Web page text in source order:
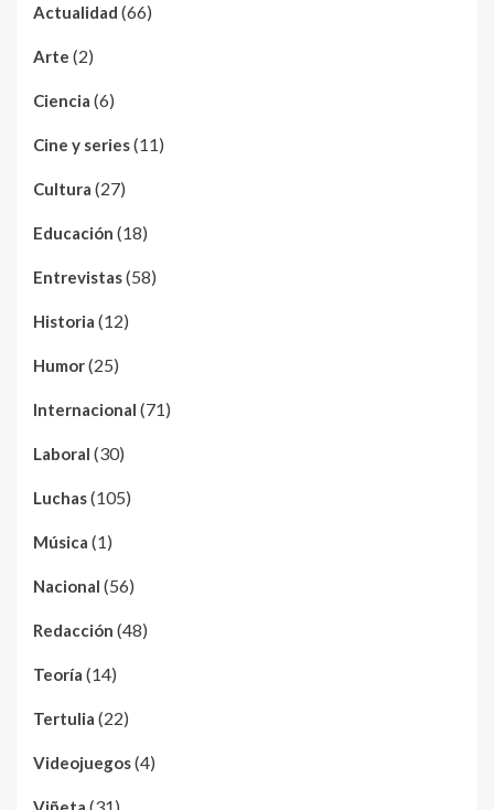
Actualidad (66)
Arte (2)
Ciencia (6)
Cine y series(11)
Cultura (27)
Educación (18)
Entrevistas(58)
Historia (12)
Humor(25)
Internacional (71)
Laboral (30)
Luchas(105)
Música (1)
Nacional (56)
Redacción (48)
Teoría (14)
Tertulia (22)
Videojuegos(4)